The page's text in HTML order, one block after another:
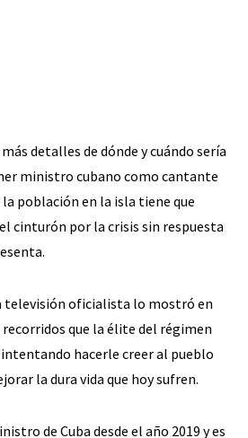
detalles de dónde y cuándo sería
ministro cubano como cantante
población en la isla tiene que
cinturón por la crisis sin respuesta
televisión oficialista lo mostró en
recorridos que la élite del régimen
hacerle creer al pueblo
la dura vida que hoy sufren.
de Cuba desde el año 2019 y es